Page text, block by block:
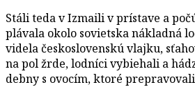
Stáli teda v Izmaili v prístave a
plávala okolo sovietska nákladná
videla československú vlajku,
na pol žrde, lodníci vybiehali a
debny s ovocím, ktoré